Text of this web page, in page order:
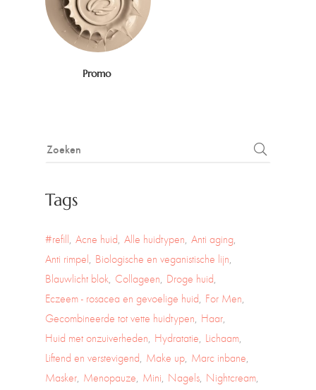
Promo
Tags
#refill Acne huid Alle huidtypen Anti aging
Anti rimpel Biologische en veganistische lijn
Blauwlicht blok Collageen Droge huid
Eczeem - rosacea en gevoelige huid For Men
Gecombineerde tot vette huidtypen Haar
Huid met onzuiverheden Hydratatie Lichaam
Liftend en verstevigend Make up Marc inbane
Masker Menopauze Mini Nagels Nightcream